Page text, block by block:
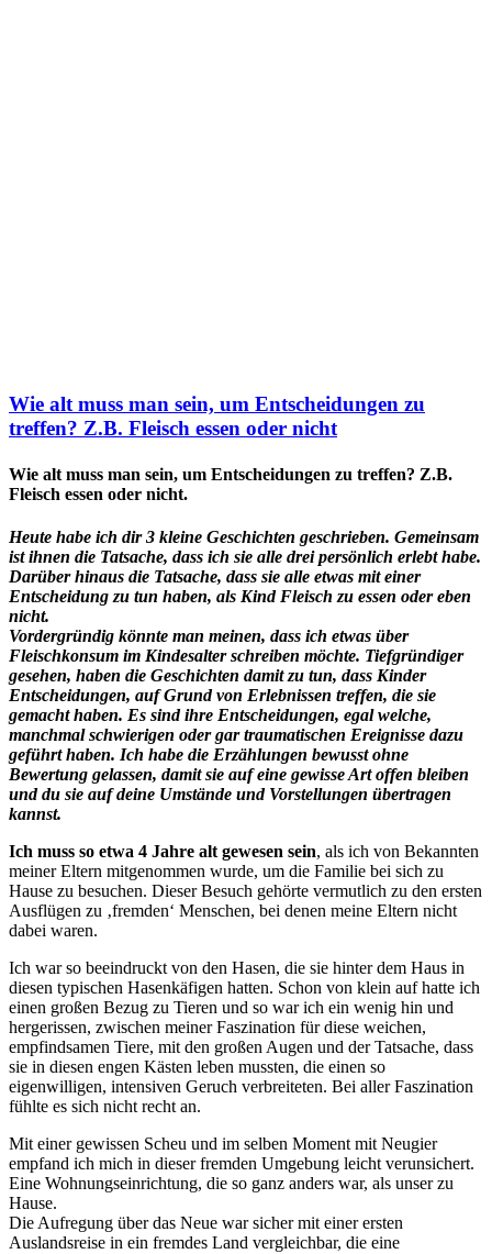
Wie alt muss man sein, um Entscheidungen zu
treffen? Z.B. Fleisch essen oder nicht
Wie alt muss man sein, um Entscheidungen zu treffen? Z.B.
Fleisch essen oder nicht.
Heute habe ich dir 3 kleine Geschichten geschrieben. Gemeinsam
ist ihnen die Tatsache, dass ich sie alle drei persönlich erlebt habe.
Darüber hinaus die Tatsache, dass sie alle etwas mit einer
Entscheidung zu tun haben, als Kind Fleisch zu essen oder eben
nicht.
Vordergründig könnte man meinen, dass ich etwas über
Fleischkonsum im Kindesalter schreiben möchte. Tiefgründiger
gesehen, haben die Geschichten damit zu tun, dass Kinder
Entscheidungen, auf Grund von Erlebnissen treffen, die sie
gemacht haben. Es sind ihre Entscheidungen, egal welche,
manchmal schwierigen oder gar traumatischen Ereignisse dazu
geführt haben. Ich habe die Erzählungen bewusst ohne
Bewertung gelassen, damit sie auf eine gewisse Art offen bleiben
und du sie auf deine Umstände und Vorstellungen übertragen
kannst.
Ich muss so etwa 4 Jahre alt gewesen sein, als ich von Bekannten
meiner Eltern mitgenommen wurde, um die Familie bei sich zu
Hause zu besuchen. Dieser Besuch gehörte vermutlich zu den ersten
Ausflügen zu ‚fremden‘ Menschen, bei denen meine Eltern nicht
dabei waren.
Ich war so beeindruckt von den Hasen, die sie hinter dem Haus in
diesen typischen Hasenkäfigen hatten. Schon von klein auf hatte ich
einen großen Bezug zu Tieren und so war ich ein wenig hin und
hergerissen, zwischen meiner Faszination für diese weichen,
empfindsamen Tiere, mit den großen Augen und der Tatsache, dass
sie in diesen engen Kästen leben mussten, die einen so
eigenwilligen, intensiven Geruch verbreiteten. Bei aller Faszination
fühlte es sich nicht recht an.
Mit einer gewissen Scheu und im selben Moment mit Neugier
empfand ich mich in dieser fremden Umgebung leicht verunsichert.
Eine Wohnungseinrichtung, die so ganz anders war, als unser zu
Hause.
Die Aufregung über das Neue war sicher mit einer ersten
Auslandsreise in ein fremdes Land vergleichbar, die eine